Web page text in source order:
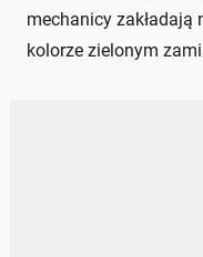
mechanicy zakładają
kolorze zielonym